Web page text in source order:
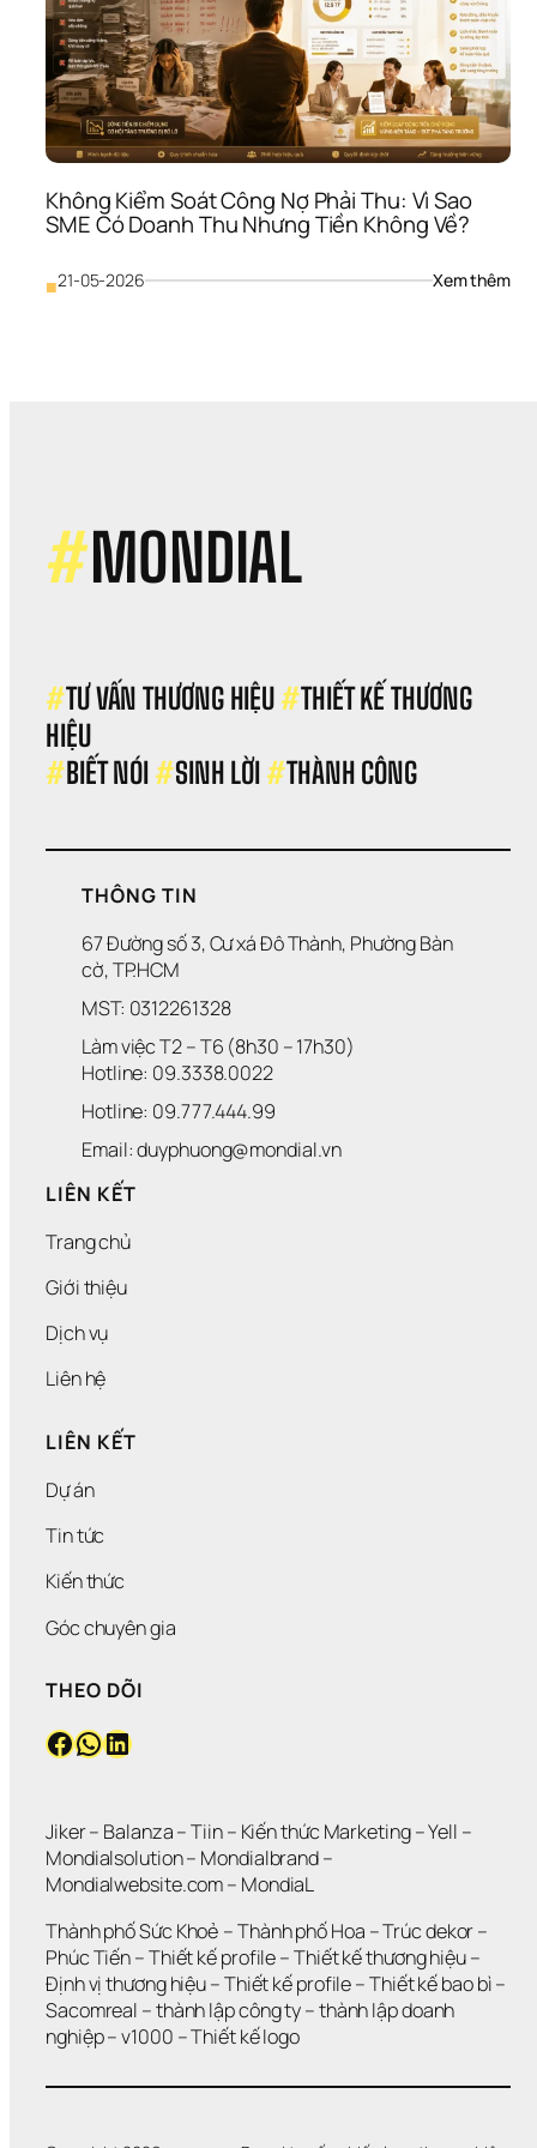
Không Kiểm Soát Công Nợ Phải Thu: Vì Sao
SME Có Doanh Thu Nhưng Tiền Không Về?
■21-05-2026 Xem thêm:
#MONDIAL
#TƯ VẤN THƯƠNG HIỆU #THIẾT KẾ THƯƠNG
HIỆU
#BIẾT NÓI #SINH LỜI #THÀNH CÔNG
THÔNG TIN
67 Đường số 3, Cư xá Đô Thành, Phường Bàn
cờ, TP.HCM
MST: 0312261328
Làm việc T2 – T6 (8h30 – 17h30)
Hotline: 09.3338.0022
Hotline: 09.777.444.99
Email: duyphuong@mondial.vn
LIÊN KẾT
Trang chủ
Giới thiệu
Dịch vụ
Liên hệ
LIÊN KẾT
Dự án
Tin tức
Kiến thức
Góc chuyên gia
THEO DÕI
Facebook WhatsApp LinkedIn
Jiker – Balanza – Tiin – Kiến thức Marketing – Yell
Mondialsolution – Mondialbrand
Mondialwebsite.com – MondiaL
Thành phố Sức Khoẻ – Thành phố Hoa – Trúc dekor
Phúc Tiến – Thiết kế profile – Thiết kế thương hiệu
Định vị thương hiệu – Thiết kế profile – Thiết kế bao bì
Sacomreal – thành lập công ty – thành lập doanh
nghiệp – v1000 – Thiết kế logo